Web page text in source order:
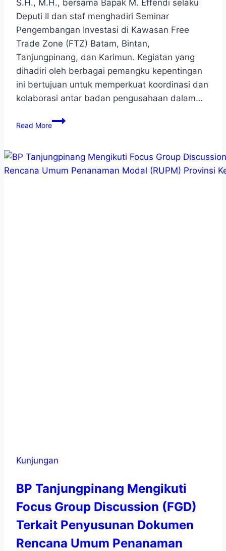
S.H., M.H., bersama Bapak M. Effendi selaku
Deputi II dan staf menghadiri Seminar
Pengembangan Investasi di Kawasan Free
Trade Zone (FTZ) Batam, Bintan,
Tanjungpinang, dan Karimun. Kegiatan yang
dihadiri oleh berbagai pemangku kepentingan
ini bertujuan untuk memperkuat koordinasi dan
kolaborasi antar badan pengusahaan dalam…
Read More
Kunjungan
BP Tanjungpinang Mengikuti
Focus Group Discussion (FGD)
Terkait Penyusunan Dokumen
Rencana Umum Penanaman